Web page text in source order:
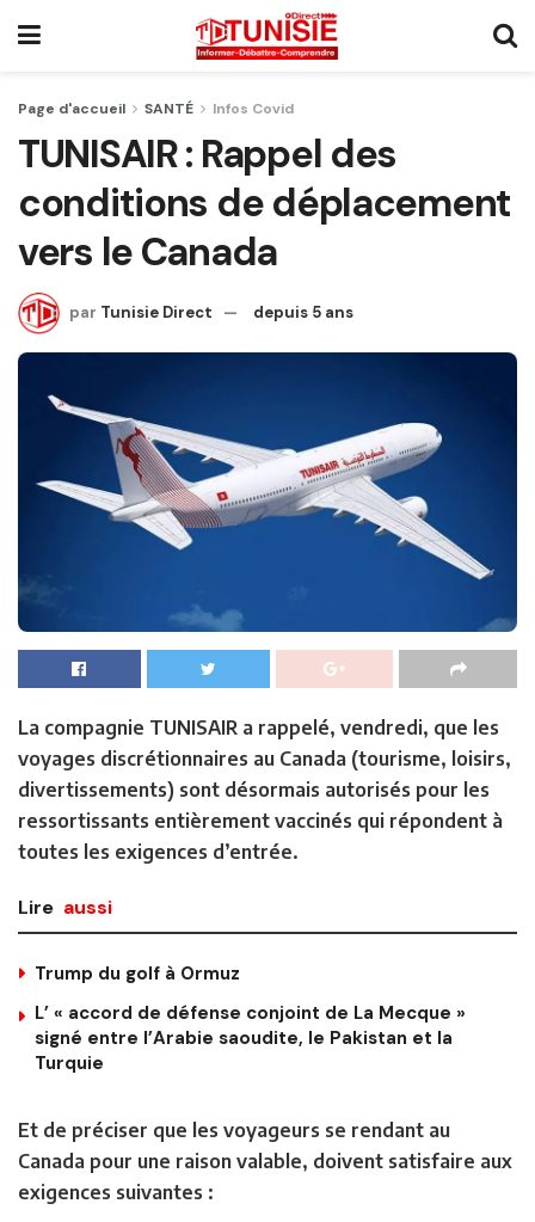
Page d'accueil SANTÉ Infos Covid
TUNISAIR : Rappel des
conditions de déplacement
vers le Canada
par Tunisie Direct depuis 5 ans
La compagnie TUNISAIR a rappelé, vendredi, que les
voyages discrétionnaires au Canada (tourisme, loisirs,
divertissements) sont désormais autorisés pour les
ressortissants entièrement vaccinés qui répondent à
toutes les exigences d’entrée.
Lire aussi
Trump du golf à Ormuz
L’ « accord de défense conjoint de La Mecque »
signé entre l’Arabie saoudite, le Pakistan et la
Turquie
Et de préciser que les voyageurs se rendant au
Canada pour une raison valable, doivent satisfaire aux
exigences suivantes :